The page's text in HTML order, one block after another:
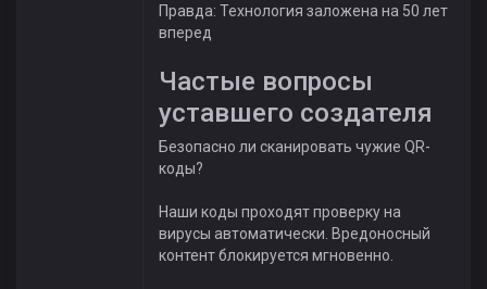
Правда: Технология заложена на 50 лет
вперед
Частые вопросы
уставшего создателя
Безопасно ли сканировать чужие QR-
коды?
Наши коды проходят проверку на
вирусы автоматически. Вредоносный
контент блокируется мгновенно.